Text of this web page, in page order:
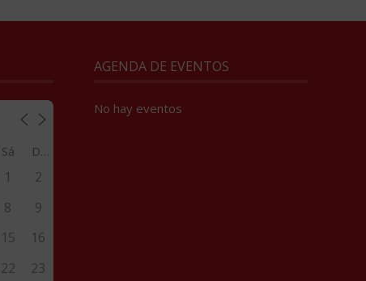
Sá Do
1
2
8
9
15
16
22 23
AGENDA DE EVENTOS
No hay eventos